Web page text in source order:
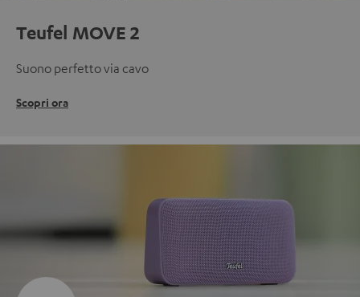
Teufel MOVE 2
Suono perfetto via cavo
Scopri ora